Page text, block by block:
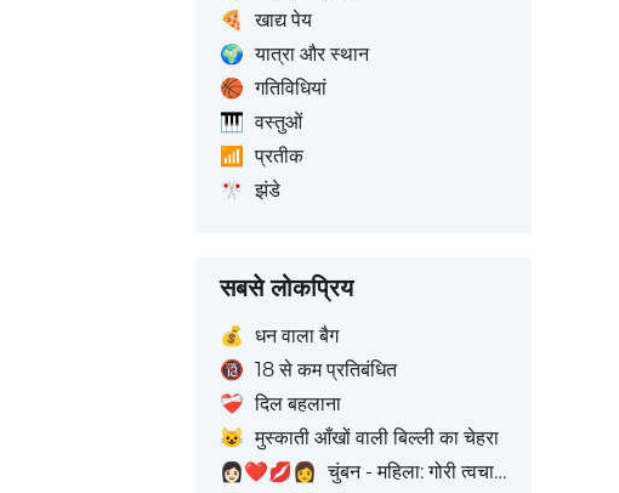
🍕
खाद्य पेय
🌍 यात्रा और स्थान
🏀 गतिविधियां
🎹 वस्तुओं
📶
प्रतीक
🎌 झंडे
सबसे लोकप्रिय
💰 धन वाला बैग
🔞 18 से कम प्रतिबंधित
❤️‍🩹 दिल बहलाना
😺 मुस्काती आँखों वाली बिल्ली का चेहरा
👩🏻‍❤️‍💋‍👩 चुंबन - महिला: गोरी त्वचा टोन, महिला: बिना त्वचा रंग